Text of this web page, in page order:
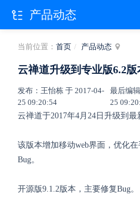
当前位置： 首页 产品动态
云禅道升级到专业版6.2版
发布：王怡栋 于 2017-04-
25 09:20:54
最后编
25
云禅道于2017年4月24日升级到最
该版本增加移动web界面，优化
Bug。
开源版9.1.2版本，主要修复Bug。
产品动态